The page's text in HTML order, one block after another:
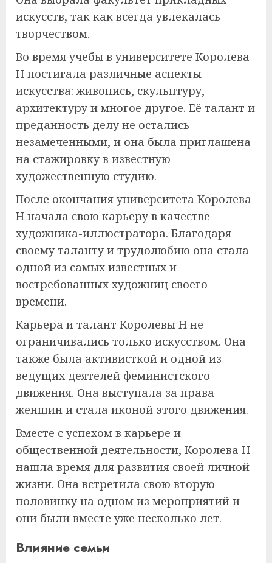
искусств, так как всегда увлекалась
творчеством.
Во время учебы в университете Королева
Н постигала различные аспекты
искусства: живопись, скульптуру,
архитектуру и многое другое. Её талант и
преданность делу не остались
незамеченными, и она была приглашена
на стажировку в известную
художественную студию.
После окончания университета Королева
Н начала свою карьеру в качестве
художника-иллюстратора. Благодаря
своему таланту и трудолюбию она стала
одной из самых известных и
востребованных художниц своего
времени.
Карьера и талант Королевы Н не
ограничивались только искусством. Она
также была активисткой и одной из
ведущих деятелей феминистского
движения. Она выступала за права
женщин и стала иконой этого движения.
Вместе с успехом в карьере и
общественной деятельности, Королева Н
нашла время для развития своей личной
жизни. Она встретила свою вторую
половинку на одном из мероприятий и
они были вместе уже несколько лет.
Влияние семьи